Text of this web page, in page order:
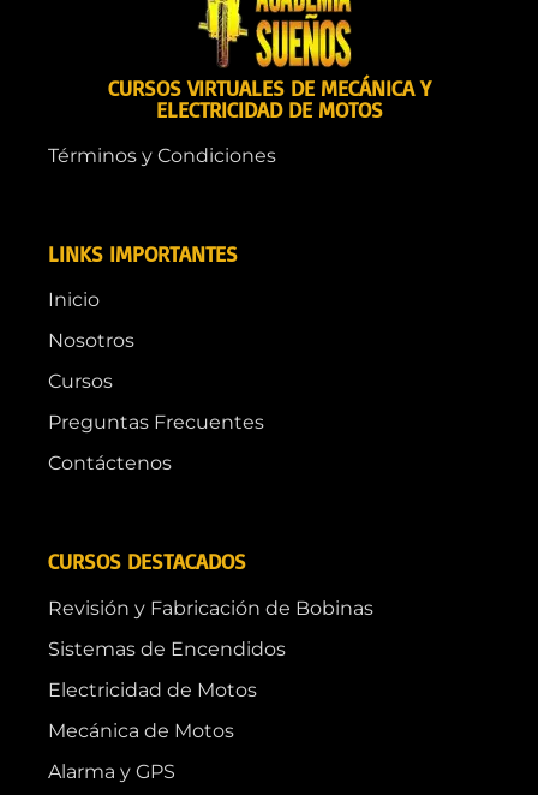
CURSOS VIRTUALES DE MECÁNICA Y
ELECTRICIDAD DE MOTOS
Términos y Condiciones
LINKS IMPORTANTES
Inicio
Nosotros
Cursos
Preguntas Frecuentes
Contáctenos
CURSOS DESTACADOS
Revisión y Fabricación de Bobinas
Sistemas de Encendidos
Electricidad de Motos
Mecánica de Motos
Alarma y GPS